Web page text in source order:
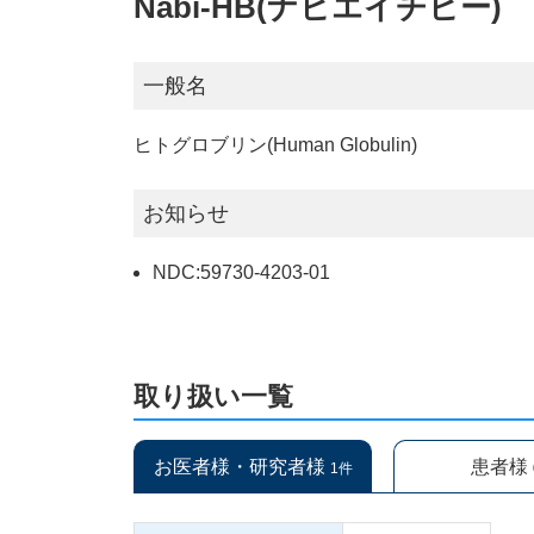
一般名
ヒトグロブリン(Human Globulin)
お知らせ
NDC:59730-4203-01
取り扱い一覧
お医者様・研究者様 1件 患者様